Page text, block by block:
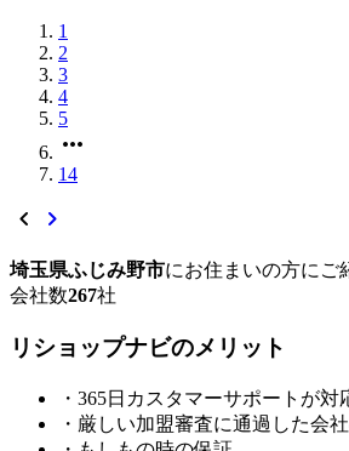
1
2
3
4
5
more_horiz
14
chevron_left chevron_right
埼玉県ふじみ野市にお住まいの方にご
会社数267社
リショップナビのメ リ ッ ト
・365日カスタマーサポートが対
・厳しい加盟審査に通過した会